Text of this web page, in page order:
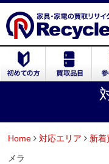
Home 対応エリア 新着
メラ